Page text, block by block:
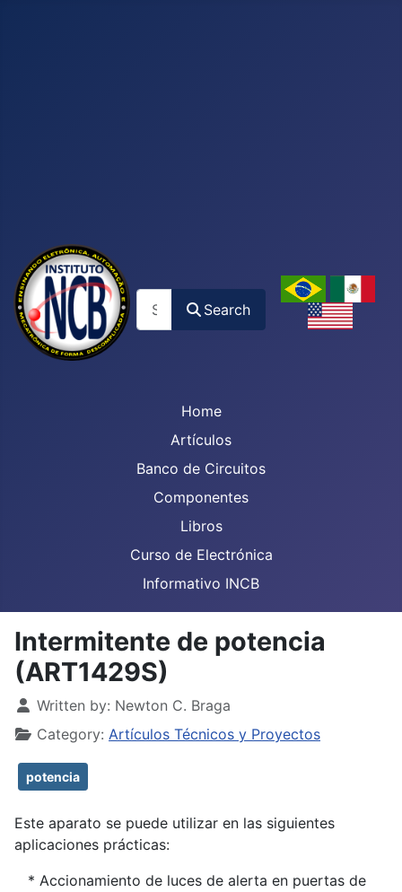
Search
Home
Artículos
Banco de Circuitos
Componentes
Libros
Curso de Electrónica
Informativo INCB
Intermitente de potencia
(ART1429S)
Details
Written by: Newton C. Braga
Category: Artículos Técnicos y Proyectos
potencia
Este aparato se puede utilizar en las siguientes
aplicaciones prácticas:
* Accionamiento de luces de alerta en puertas de